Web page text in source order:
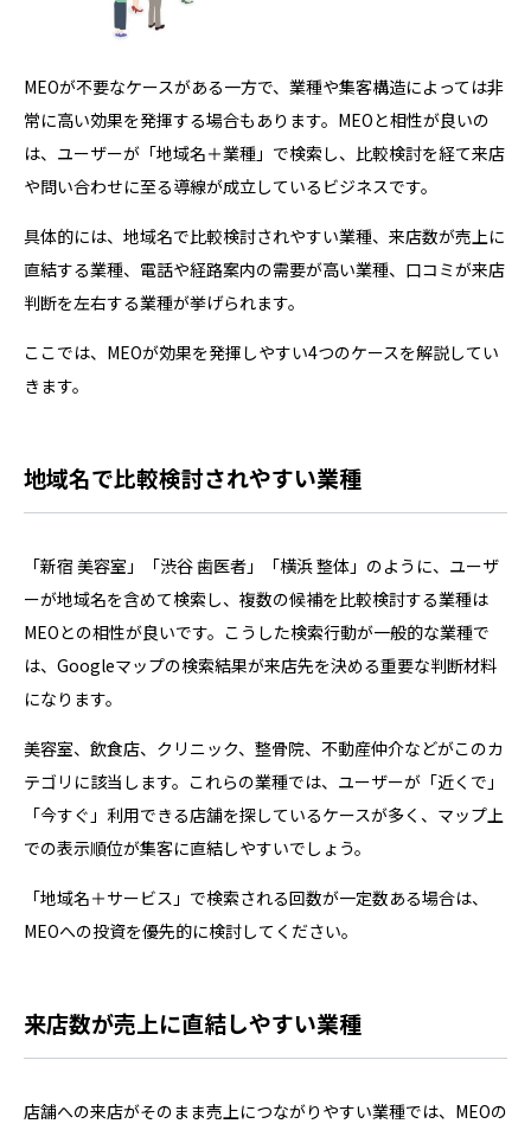
MEOが不要なケースがある一方で、業種や集客構造によっては非
常に高い効果を発揮する場合もあります。MEOと相性が良いの
は、ユーザーが「地域名＋業種」で検索し、比較検討を経て来店
や問い合わせに至る導線が成立しているビジネスです。
具体的には、地域名で比較検討されやすい業種、来店数が売上に
直結する業種、電話や経路案内の需要が高い業種、口コミが来店
判断を左右する業種が挙げられます。
ここでは、MEOが効果を発揮しやすい4つのケースを解説してい
きます。
地域名で比較検討されやすい業種
「新宿 美容室」「渋谷 歯医者」「横浜 整体」のように、ユーザ
ーが地域名を含めて検索し、複数の候補を比較検討する業種は
MEOとの相性が良いです。こうした検索行動が一般的な業種で
は、Googleマップの検索結果が来店先を決める重要な判断材料
になります。
美容室、飲食店、クリニック、整骨院、不動産仲介などがこのカ
テゴリに該当します。これらの業種では、ユーザーが「近くで」
「今すぐ」利用できる店舗を探しているケースが多く、マップ上
での表示順位が集客に直結しやすいでしょう。
「地域名＋サービス」で検索される回数が一定数ある場合は、
MEOへの投資を優先的に検討してください。
来店数が売上に直結しやすい業種
店舗への来店がそのまま売上につながりやすい業種では、MEOの